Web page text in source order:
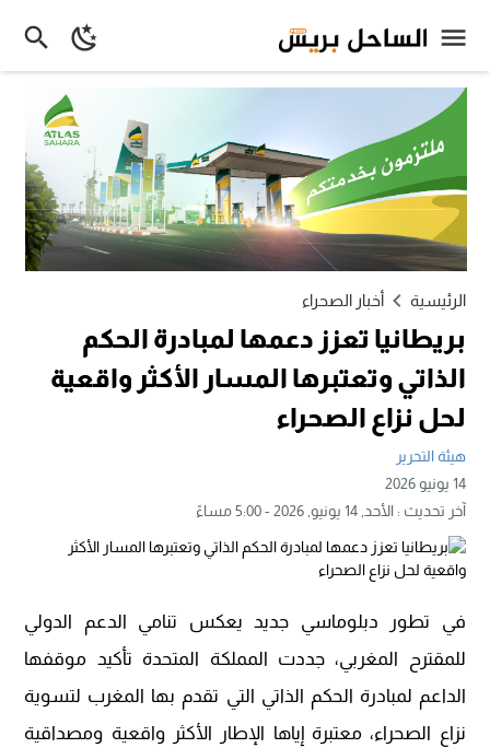
الرئيسية أخبار الصحراء
بريطانيا تعزز دعمها لمبادرة الحكم
الذاتي وتعتبرها المسار الأكثر واقعية
لحل نزاع الصحراء
هيئة التحرير
14 يونيو 2026
آخر تحديث :الأحد, 14 يونيو, 2026 - 5:00 مساءً
في تطور دبلوماسي جديد يعكس تنامي الدعم الدولي
للمقترح المغربي، جددت المملكة المتحدة تأكيد موقفها
الداعم لمبادرة الحكم الذاتي التي تقدم بها المغرب لتسوية
نزاع الصحراء، معتبرة إياها الإطار الأكثر واقعية ومصداقية